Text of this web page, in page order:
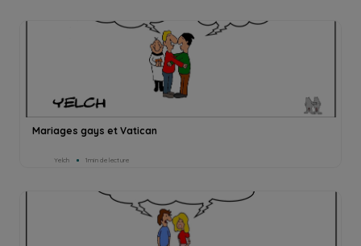
Mariages gays et Vatican
Yelch 1min de lecture